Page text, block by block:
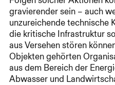
gravierender sein – auch
unzureichende technische
die kritische Infrastruktur
aus Versehen stören
Objekten gehörten
aus dem Bereich der
Abwasser und